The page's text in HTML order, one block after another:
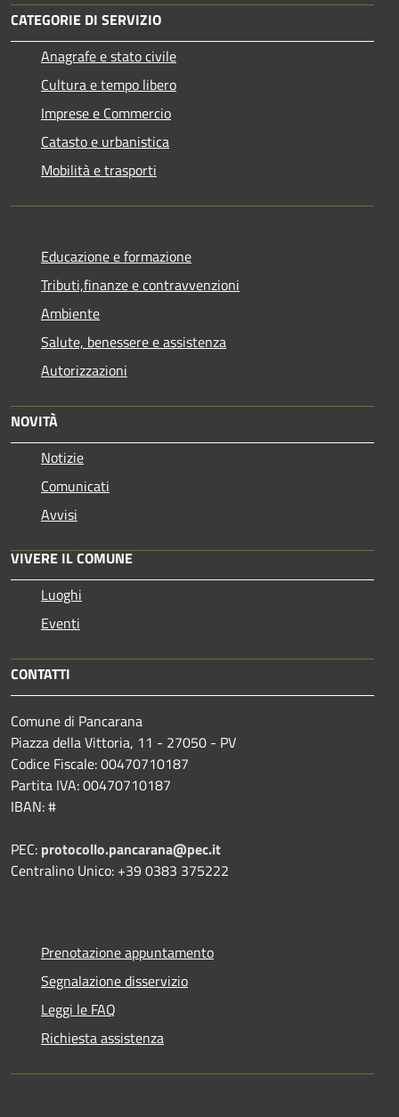
CATEGORIE DI SERVIZIO
Anagrafe e stato civile
Cultura e tempo libero
Imprese e Commercio
Catasto e urbanistica
Mobilità e trasporti
Educazione e formazione
Tributi,finanze e contravvenzioni
Ambiente
Salute, benessere e assistenza
Autorizzazioni
NOVITÀ
Notizie
Comunicati
Avvisi
VIVERE IL COMUNE
Luoghi
Eventi
CONTATTI
Comune di Pancarana
Piazza della Vittoria, 11 - 27050 - PV
Codice Fiscale: 00470710187
Partita IVA: 00470710187
IBAN: #
PEC: protocollo.pancarana@pec.it
Centralino Unico: +39 0383 375222
Prenotazione appuntamento
Segnalazione disservizio
Leggi le FAQ
Richiesta assistenza